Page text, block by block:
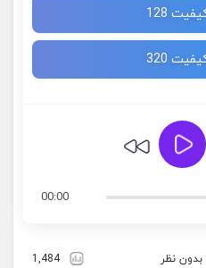
128
320
00:00
بدون نظر 1,484